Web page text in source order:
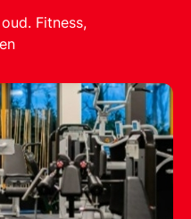
Fitness,